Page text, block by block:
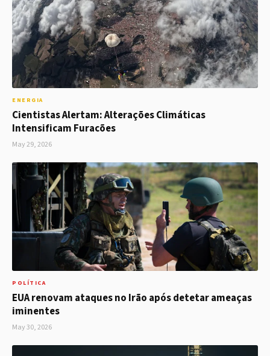
ENERGIA
Cientistas Alertam: Alterações Climáticas
Intensificam Furacões
May 29, 2026
POLÍTICA
EUA renovam ataques no Irão após detetar ameaças
iminentes
May 30, 2026